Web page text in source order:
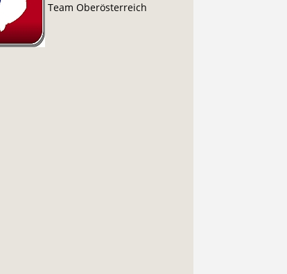
Team Oberösterreich